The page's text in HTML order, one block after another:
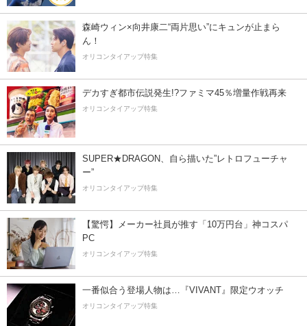
森崎ウィン×向井康二“両片思い”にキュンが止まら
ん！
オリコンタイアップ特集
デカすぎ都市伝説発生!?ファミマ45％増量作戦再来
オリコンタイアップ特集
SUPER★DRAGON、自ら描いた”レトロフューチャ
ー”
オリコンタイアップ特集
【驚愕】メーカー社員が推す「10万円台」神コスパ
PC
オリコンタイアップ特集
一番似合う登場人物は…『VIVANT』限定ウオッチ
オリコンタイアップ特集